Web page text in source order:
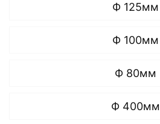
Ф 125мм
Ф 100мм
Ф 80мм
Ф 400мм